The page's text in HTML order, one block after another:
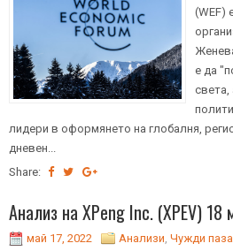
(WEF)
е да
света,
лидери в оформянето на глобалня,
дневен...
Share:
Анализ на XPeng Inc. (XPEV)
май 17, 2022 Анализи, Чужди